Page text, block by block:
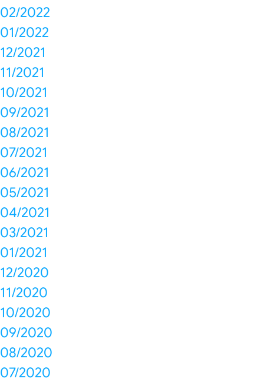
02/2022
01/2022
12/2021
11/2021
10/2021
09/2021
08/2021
07/2021
06/2021
05/2021
04/2021
03/2021
01/2021
12/2020
11/2020
10/2020
09/2020
08/2020
07/2020